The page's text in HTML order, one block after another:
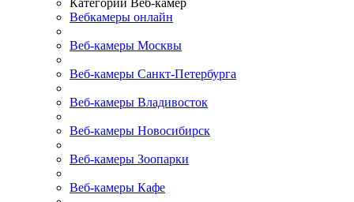
Категории Веб-камер
Вебкамеры онлайн
Веб-камеры Москвы
Веб-камеры Санкт-Петербурга
Веб-камеры Владивосток
Веб-камеры Новосибирск
Веб-камеры Зоопарки
Веб-камеры Кафе